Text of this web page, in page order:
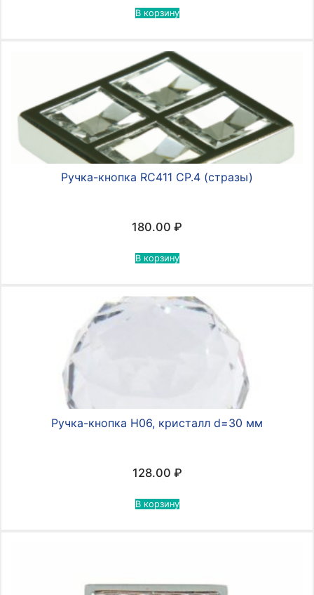
В корзину
Ручка-кнопка RC411 CР.4 (стразы)
180.00 ₽
В корзину
Ручка-кнопка Н06, кристалл d=30 мм
128.00 ₽
В корзину